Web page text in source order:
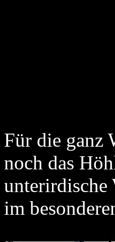
Für die ganz
noch das
unterirdische
im